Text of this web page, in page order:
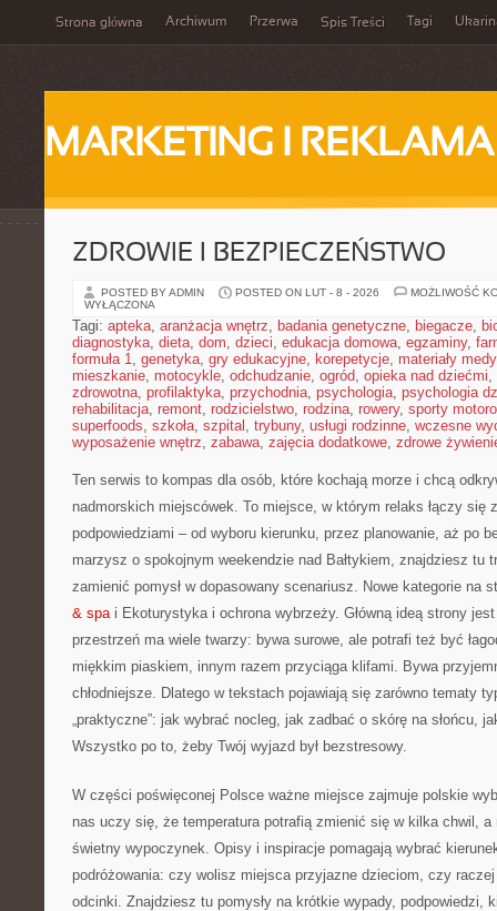
Strona główna Archiwum Przerwa Spis Treści Tagi
MARKETING I REKLAMA
ZDROWIE I BEZPIECZEŃSTWO
POSTED BY ADMIN POSTED ON LUT - 8 - 2026
MOŻLIWOŚĆ
WYŁĄCZONA
Tagi: apteka, aranżacja wnętrz, badania genetyczne, biegacze,
diagnostyka, dieta, dom, dzieci, edukacja domowa, egzaminy,
formuła 1, genetyka, gry edukacyjne, korepetycje, materiały
mieszkanie, motocykle, odchudzanie, ogród, opieka nad dziećmi,
zdrowotna, profilaktyka, przychodnia, psychologia, psychologia
rehabilitacja, remont, rodzicielstwo, rodzina, rowery, sporty
superfoods, szkoła, szpital , trybuny, usługi rodzinne, wczesne
wyposażenie wnętrz, zabawa, zajęcia dodatkowe, zdrowe
Ten serwis to kompas dla osób, które kochają morze i chcą
nadmorskich miejscówek. To miejsce, w którym relaks łączy się
podpowiedziami – od wyboru kierunku, przez planowanie, aż po
marzysz o spokojnym weekendzie nad Bałtykiem, znajdziesz tu
zamienić pomysł w dopasowany scenariusz. Nowe kategorie na
& spai Ekoturystyka i ochrona wybrzeży. Główną ideą strony jest
przestrzeń ma wiele twarzy: bywa surowe, ale potrafi też być
miękkim piaskiem, innym razem przyciąga klifami. Bywa
chłodniejsze. Dlatego w tekstach pojawiają się zarówno tematy
„praktyczne”: jak wybrać nocleg, jak zadbać o skórę na słońcu,
Wszystko po to, żeby Twój wyjazd był bezstresowy.
W części poświęconej Polsce ważne miejsce zajmuje polskie
nas uczy się, że temperatura potrafią zmienić się w kilka chwil,
świetny wypoczynek. Opisy i inspiracje pomagają wybrać
podróżowania: czy wolisz miejsca przyjazne dzieciom, czy
odcinki. Znajdziesz tu pomysły na krótkie wypady, podpowiedzi,